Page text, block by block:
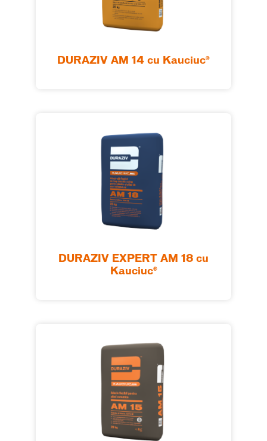
DURAZIV AM 14 cu Kauciuc®
DURAZIV EXPERT AM 18 cu
Kauciuc®